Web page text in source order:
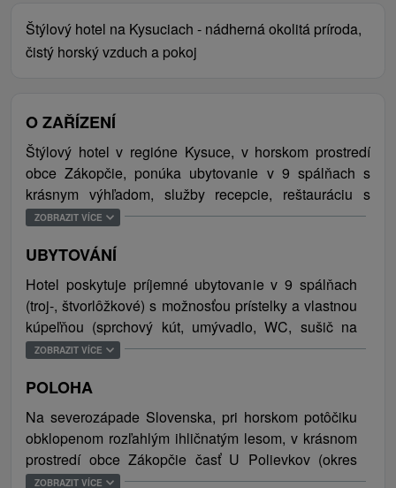
Štýlový hotel na Kysuciach - nádherná okolitá príroda,
čistý horský vzduch a pokoj
O ZAŘÍZENÍ
Štýlový hotel v regióne Kysuce, v horskom prostredí
obce Zákopčie, ponúka ubytovanie v 9 spálňach s
krásnym výhľadom, služby recepcie, reštauráciu s
terasou a výbornou tradičnou kuchyňou, v ktorej
spoločenské akcie. V priestoroch hotela sa nachádza
aj konferenčná miestnosť, vhodná na organizovanie
školení a seminárov. Areál poskytuje výborné
podmienky na oddych ale aj športové vyžitie. V letnom
období je k dispozícií tenisový kurt, multifunkčné
ihrisko pre kolektívne športy (futbal, volejbal) a vonkajší
letný bazén. Voľné chvíle je možné tráviť hraním
saune. Príjemnú atmosféru si návštevníci vedia
vychutnať posedením pri potôčiku, pri upravenom
ohnisku s lavičkami, v altánku s prístreškom a
ZOBRAZIT VÍCE
UBYTOVÁNÍ
Hotel poskytuje príjemné ubytovanie v 9 spálňach
(troj-, štvorlôžkové) s možnosťou prístelky a vlastnou
kúpeľňou (sprchový kút, umývadlo, WC, sušič na
vlasy, uteráky). Niektoré izby majú chladničku a
spoločenská miestnosť (TV/SAT, CD, DVD
prehrávač, rádio, video, spoločenské hry) a 5
samostatných toaliet. Celková ubytovacia kapacita je
39 osôb (30 lôžok/9 prísteliek).
ZOBRAZIT VÍCE
POLOHA
Na severozápade Slovenska, pri horskom potôčiku
obklopenom rozľahlým ihličnatým lesom, v krásnom
prostredí obce Zákopčie časť U Polievkov (okres
Čadca), 9,5 km od mesta Čadca. V blízkej
ZOBRAZIT VÍCE